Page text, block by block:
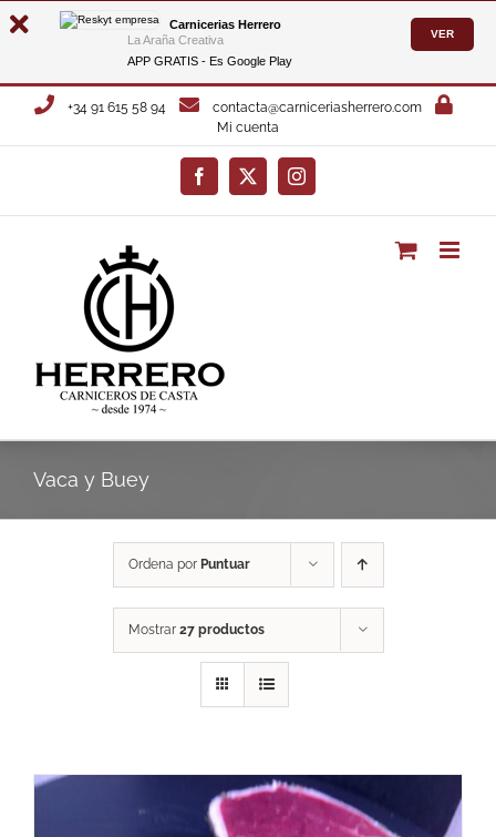
Carnicerias Herrero
La Araña Creativa
APP GRATIS - Es Google Play
VER
Saltar
+34 91 615 58 94
contacta@carniceriasherrero.com
Mi cuenta
Facebook
X Instagram
Vaca y Buey
Ordena por Puntuar
Mostrar 27 productos